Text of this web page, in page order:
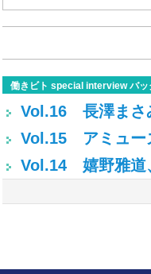
働きビト special interview バッ
Vol.16 長澤まさ
Vol.15 アミュー
Vol.14 嬉野雅道